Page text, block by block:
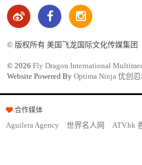
© 版权所有 美国飞龙国际文化传媒集团
© 2026 Fly Dragon International
Website Powered By Optima Ninja 优创
合作媒体
Aguilera Agency 世界名人网 ATV.hk